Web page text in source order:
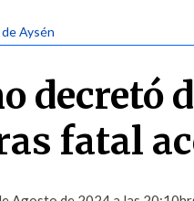
Aysén
decretó
fatal